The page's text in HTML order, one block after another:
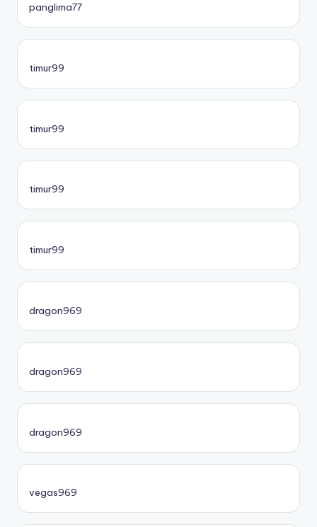
panglima77
timur99
timur99
timur99
timur99
dragon969
dragon969
dragon969
vegas969